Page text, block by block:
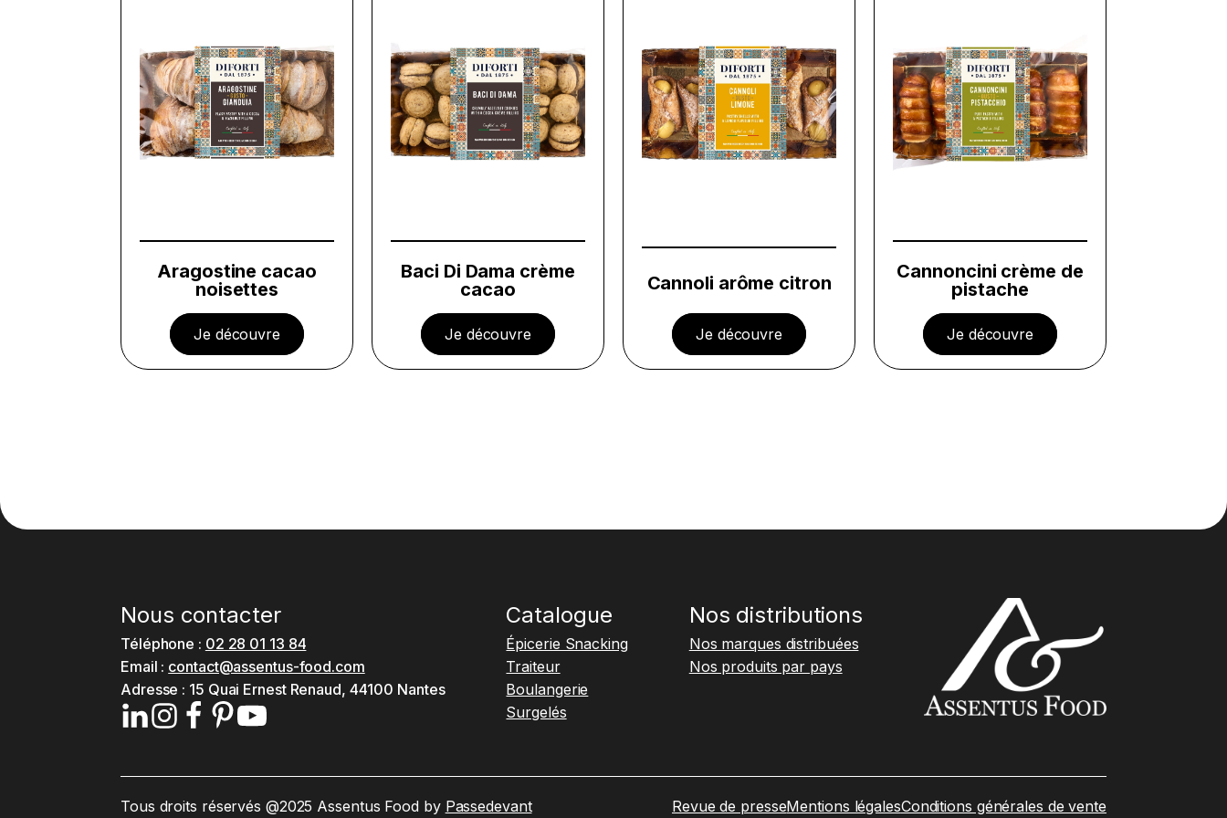
Aragostine cacao
noisettes
Je découvre
Baci Di Dama crème
cacao
Je découvre
Cannoli arôme citron
Je découvre
Cannoncini crème de
pistache
Je découvre
Nous contacter
Téléphone : 02 28 01 13 84
Email : contact@assentus-food.com
Adresse : 15 Quai Ernest Renaud, 44100 Nantes
Catalogue
Épicerie Snacking
Traiteur
Boulangerie
Surgelés
Nos distributions
Nos marques distribuées
Nos produits par pays
Tous droits réservés @2025 Assentus Food by Passedevant Revue de presseMentions légalesConditions générales de vente